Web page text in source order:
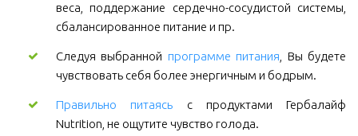
веса, поддержание сердечно-сосудистой системы,
сбалансированное питание и пр.
Следуя выбранной программе питания , Вы будете
чувствовать себя более энергичным и бодрым.
Правильно питаясь с продуктами Гербалайф
Nutrition, не ощутите чувство голода.